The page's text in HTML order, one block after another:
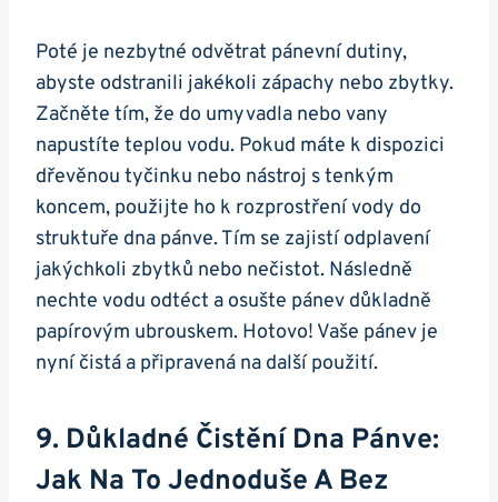
Poté je nezbytné ⁢odvětrat pánevní dutiny,
abyste odstranili‌ jakékoli zápachy nebo zbytky.
Začněte tím,⁣ že do umyvadla nebo vany
napustíte teplou vodu. Pokud ‌máte k dispozici⁣
dřevěnou tyčinku nebo ⁤nástroj s tenkým
koncem, použijte ho k rozprostření vody do
struktuře dna pánve. Tím se ‌zajistí ⁣odplavení
jakýchkoli zbytků ⁣nebo nečistot. Následně
nechte⁢ vodu odtéct a osušte pánev důkladně
papírovým ubrouskem. Hotovo! Vaše pánev je
nyní čistá a připravená na další⁤ použití.
9. Důkladné Čistění Dna Pánve:
Jak Na To Jednoduše A Bez⁤